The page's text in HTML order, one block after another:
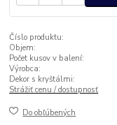
Číslo produktu:
Objem:
Počet kusov v balení:
Výrobca:
Dekor s kryštálmi:
Strážiť cenu / dostupnosť
Do obľúbených